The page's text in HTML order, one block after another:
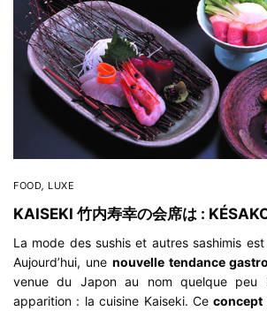
FOOD LUXE
KAISEKI 竹内寿幸の会席は :
La mode des sushis et autres sashimis
Aujourd’hui, une nouvelle tendance
venue du Japon au nom quelque peu
apparition : la cuisine Kaiseki. Ceconcept